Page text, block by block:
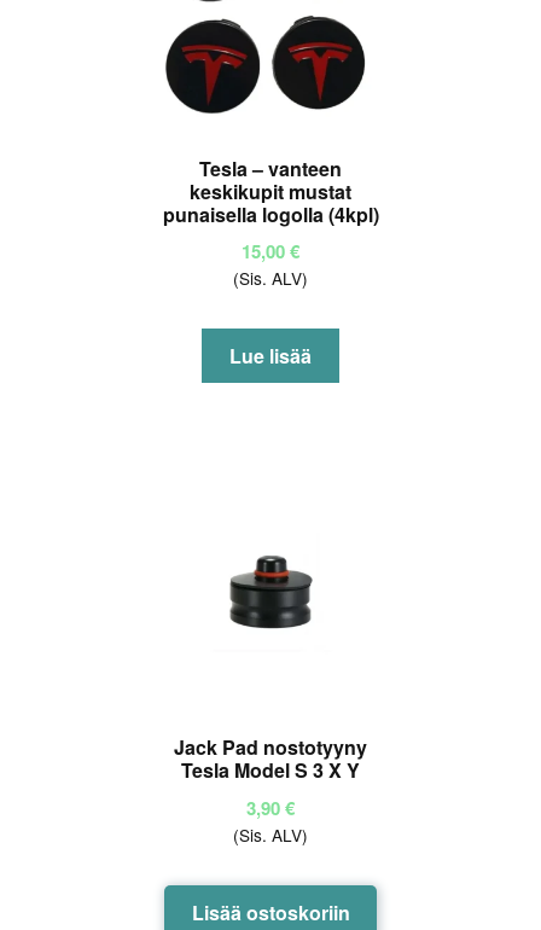
Tesla – vanteen
keskikupit mustat
punaisella logolla (4kpl)
15,00€
(Sis. ALV)
Lue lisää
Jack Pad nostotyyny
Tesla Model S 3 X Y
3,90€
(Sis. ALV)
Lisää ostoskoriin